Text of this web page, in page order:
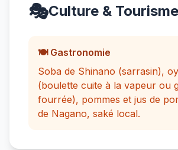
🎭Culture & Tourisme
🍽️ Gastronomie
Soba de Shinano (sarrasin),
(boulette cuite à la vapeur ou
fourrée), pommes et jus de
de Nagano, saké local.